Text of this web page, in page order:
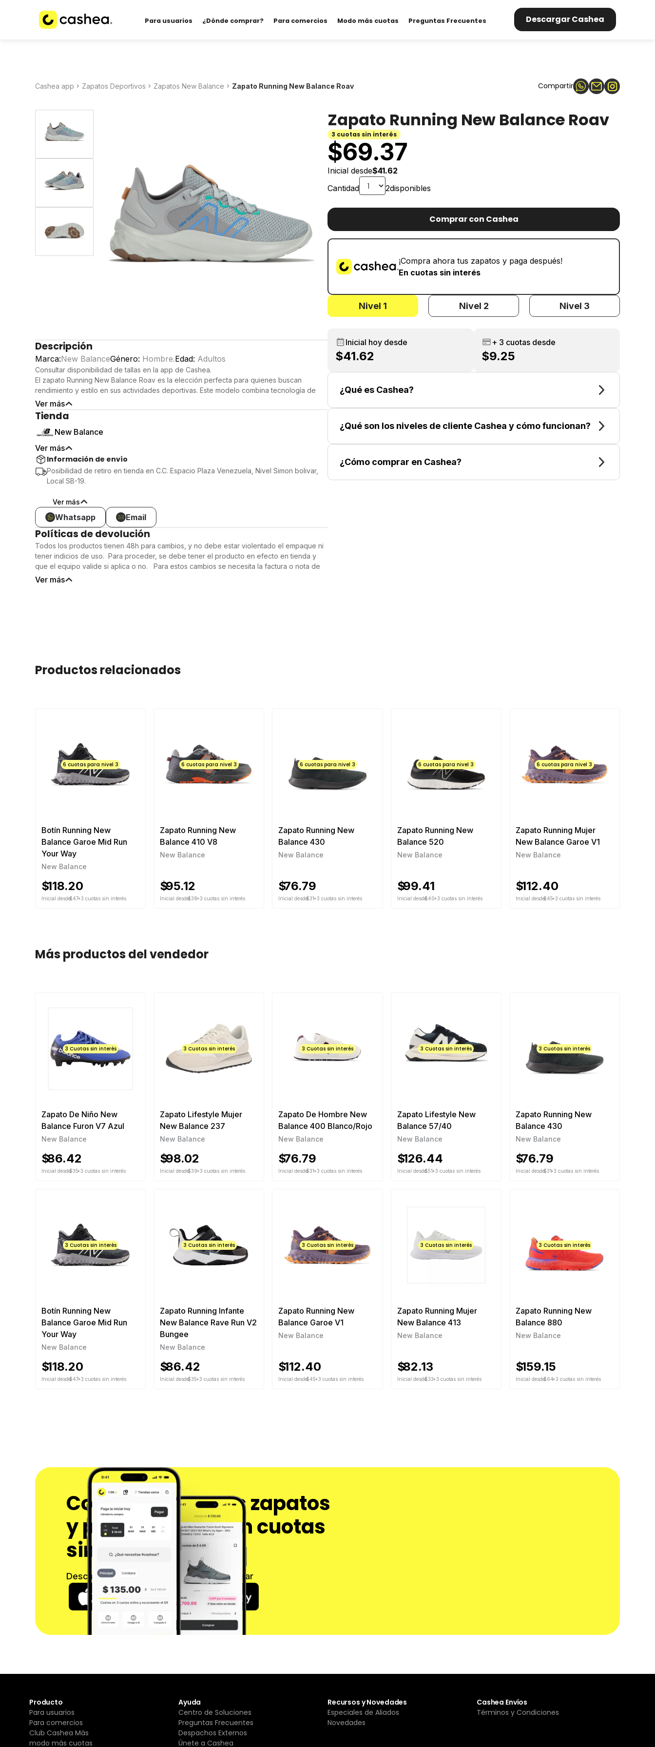
Para usuarios ¿Dónde comprar? Para comercios Modo más cuotas Preguntas Frecuentes Descargar Cashea
Cashea app Zapatos Deportivos Zapatos New Balance Zapato Running New Balance Roav Compartir
Descripción
Marca:New BalanceGénero: Hombre.Edad: Adultos
Consultar disponibilidad de tallas en la app de Cashea.
El zapato Running New Balance Roav es la elección perfecta para quienes buscan
rendimiento y estilo en sus actividades deportivas. Este modelo combina tecnología de
última generación con un diseño moderno, ideal para runners que desean superar sus
limites.
Detalles del producto
Ligereza: Su construcción ligera permite una gran libertad de movimiento, lo que resulta
Amortiguación: Equipado con una entresuela que proporciona una excelente
amortiguación, el New Balance Roav garantiza una experiencia de carrera suave y
cómoda en cada paso.
Diseño atractivo: Con un estilo contemporáneo y colores vibrantes, este zapato no solo
Ver más
Tienda
New Balance
Ver más
Información de envío
Posibilidad de retiro en tienda en C.C. Espacio Plaza Venezuela, Nivel Simon bolivar,
Local SB-19.
Ver más
Whatsapp Email
Políticas de devolución
Todos los productos tienen 48h para cambios, y no debe estar violentado el empaque ni
tener indicios de uso. Para proceder, se debe tener el producto en efecto en tienda y
que el equipo valide si aplica o no. Para estos cambios se necesita la factura o nota de
compra.
Ver más
Zapato Running New Balance Roav
3 cuotas sin interés
$69.37
Inicial desde$41.62
Cantidad
2disponibles
Comprar con Cashea
¡Compra ahora tus zapatos y paga después!
En cuotas sin interés
Nivel 1 Nivel 2 Nivel 3
Inicial hoy desde
$41.62
+ 3 cuotas desde
$9.25
¿Qué es Cashea?
¿Qué son los niveles de cliente Cashea y cómo funcionan?
¿Cómo comprar en Cashea?
Productos relacionados
6 cuotas para nivel 3
Botín Running New
Balance Garoe Mid Run
Your Way
New Balance
$118.20
Inicial desde$47+3 cuotas sin interés
6 cuotas para nivel 3
Zapato Running New
Balance 410 V8
New Balance
$95.12
Inicial desde$38+3 cuotas sin interés
6 cuotas para nivel 3
Zapato Running New
Balance 430
New Balance
$76.79
Inicial desde$31+3 cuotas sin interés
6 cuotas para nivel 3
Zapato Running New
Balance 520
New Balance
$99.41
Inicial desde$40+3 cuotas sin interés
6 cuotas para nivel 3
Zapato Running Mujer
New Balance Garoe V1
New Balance
$112.40
Inicial desde$45+3 cuotas sin interés
Más productos del vendedor
3 Cuotas sin interés
Zapato De Niño New
Balance Furon V7 Azul
New Balance
$86.42
Inicial desde$35+3 cuotas sin interés
3 Cuotas sin interés
Zapato Lifestyle Mujer
New Balance 237
New Balance
$98.02
Inicial desde$39+3 cuotas sin interés
3 Cuotas sin interés
Zapato De Hombre New
Balance 400 Blanco/Rojo
New Balance
$76.79
Inicial desde$31+3 cuotas sin interés
3 Cuotas sin interés
Zapato Lifestyle New
Balance 57/40
New Balance
$126.44
Inicial desde$51+3 cuotas sin interés
3 Cuotas sin interés
Zapato Running New
Balance 430
New Balance
$76.79
Inicial desde$31+3 cuotas sin interés
3 Cuotas sin interés
Botín Running New
Balance Garoe Mid Run
Your Way
New Balance
$118.20
Inicial desde$47+3 cuotas sin interés
3 Cuotas sin interés
Zapato Running Infante
New Balance Rave Run V2
Bungee
New Balance
$86.42
Inicial desde$35+3 cuotas sin interés
3 Cuotas sin interés
Zapato Running New
Balance Garoe V1
New Balance
$112.40
Inicial desde$45+3 cuotas sin interés
3 Cuotas sin interés
Zapato Running Mujer
New Balance 413
New Balance
$82.13
Inicial desde$33+3 cuotas sin interés
3 Cuotas sin interés
Zapato Running New
Balance 880
New Balance
$159.15
Inicial desde$64+3 cuotas sin interés
Compra ahora tus zapatos
y paga después en cuotas
sin interés
Descarga nuestra app y comienza a Cashear
Producto
Para usuarios
Para comercios
Club Cashea Más
modo más cuotas
Ayuda
Centro de Soluciones
Preguntas Frecuentes
Despachos Externos
Únete a Cashea
Recursos y Novedades
Especiales de Aliados
Novedades
Cashea Envíos
Términos y Condiciones